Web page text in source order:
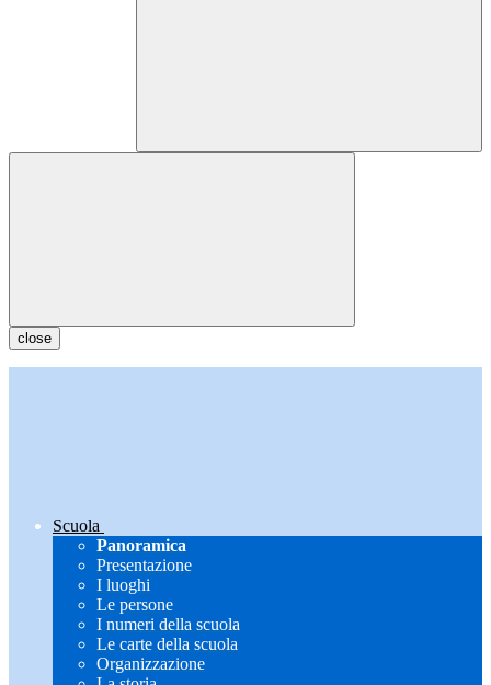
close
Scuola
Panoramica
Presentazione
I luoghi
Le persone
I numeri della scuola
Le carte della scuola
Organizzazione